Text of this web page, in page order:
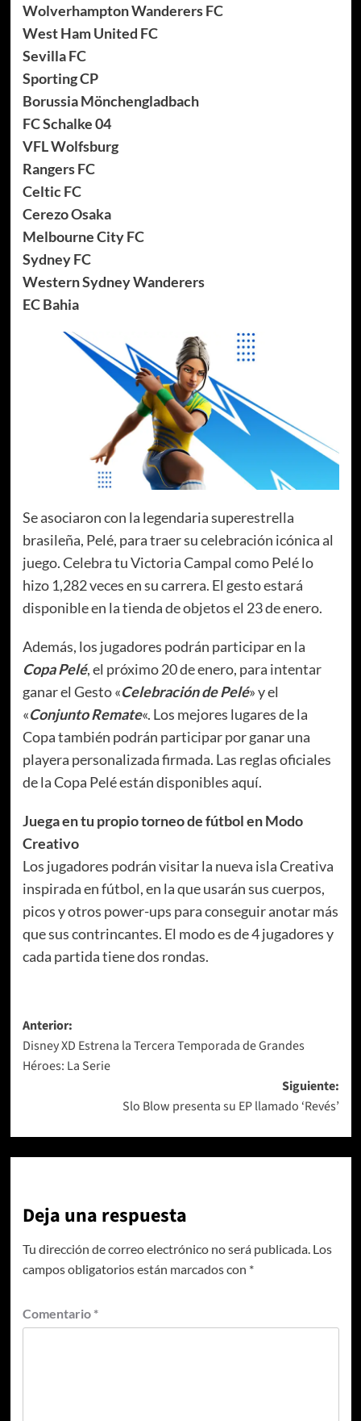
Wolverhampton Wanderers FC
West Ham United FC
Sevilla FC
Sporting CP
Borussia Mönchengladbach
FC Schalke 04
VFL Wolfsburg
Rangers FC
Celtic FC
Cerezo Osaka
Melbourne City FC
Sydney FC
Western Sydney Wanderers
EC Bahia
Se asociaron con la legendaria superestrella
brasileña, Pelé, para traer su celebración icónica al
juego. Celebra tu Victoria Campal como Pelé lo
hizo 1,282 veces en su carrera. El gesto estará
disponible en la tienda de objetos el 23 de enero.
Además, los jugadores podrán participar en la
Copa Pelé, el próximo 20 de enero, para intentar
ganar el Gesto «Celebración de Pelé» y el
«Conjunto Remate«. Los mejores lugares de la
Copa también podrán participar por ganar una
playera personalizada firmada. Las reglas oficiales
de la Copa Pelé están disponibles aquí.
Juega en tu propio torneo de fútbol en Modo
Creativo
Los jugadores podrán visitar la nueva isla Creativa
inspirada en fútbol, en la que usarán sus cuerpos,
picos y otros power-ups para conseguir anotar más
que sus contrincantes. El modo es de 4 jugadores y
cada partida tiene dos rondas.
Navegación
de
entradas
Anterior:
Disney XD Estrena la Tercera Temporada de Grandes
Héroes: La Serie
Siguiente:
Slo Blow presenta su EP llamado ‘Revés’
Deja una respuesta
Tu dirección de correo electrónico no será publicada. Los
campos obligatorios están marcados con *
Comentario *